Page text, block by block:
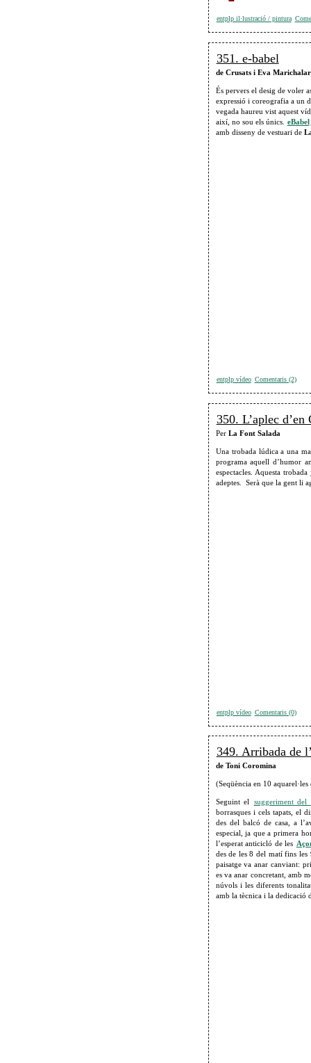
entplp il·lustració / pintura
351. e-babel
de Crusats i Eva Marichalar
És pervers el desig de voler
expressió i coreografia a un
vegada haureu vist aquest
així, no sou els únics. eBabel
amb disseny de vestuari de
entplp vídeo Comentaris (2)
350. L’aplec
PerLa Font Salada
Una trobada lúdica a una
programa aquell d’humor
espectacles. Aquesta
adeptes. Serà que la gent li
entplp vídeo Comentaris (0)
349. Arribada de
de Toni Coromina
(Seqüència en 10
Seguint el
suggeriment
borrasques i cels tapats, el
des del balcó de casa, a
especial, ja que a primera
l’esperat anticicló de les
des de les 8 del matí fins les
paisatge va anar canviant:
es va anar concretant, amb
núvols i les diferents
amb la tècnica i la dedicació